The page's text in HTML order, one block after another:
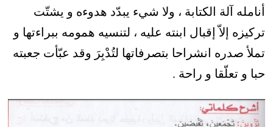
أنامله آلة الكتابة ، ولا شيء يبدّد هدوءه و يشتّت
تركيزه إلاّ إقبال ابنته عليه ، لتنسيه همومه ببراءتها و
تملأ صدره انشراحا بتصرفاتها لتُدْبِرَ وقد عبّأت جعبته
حبا و تعلّقا و راحة .